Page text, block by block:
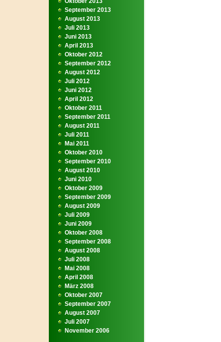
September 2013
August 2013
Juli 2013
Juni 2013
April 2013
Oktober 2012
September 2012
August 2012
Juli 2012
Juni 2012
April 2012
Oktober 2011
September 2011
August 2011
Juli 2011
Mai 2011
Oktober 2010
September 2010
August 2010
Juni 2010
Oktober 2009
September 2009
August 2009
Juli 2009
Juni 2009
Oktober 2008
September 2008
August 2008
Juli 2008
Mai 2008
April 2008
März 2008
Oktober 2007
September 2007
August 2007
Juli 2007
November 2006